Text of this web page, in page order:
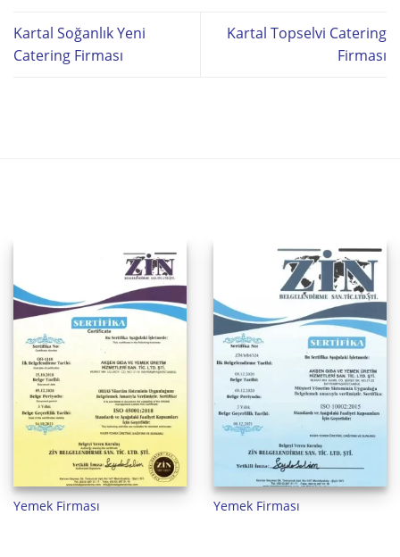
Kartal Soğanlık Yeni
Catering Firması
Kartal Topselvi Catering
Firması
Yemek Firması Yemek Firması